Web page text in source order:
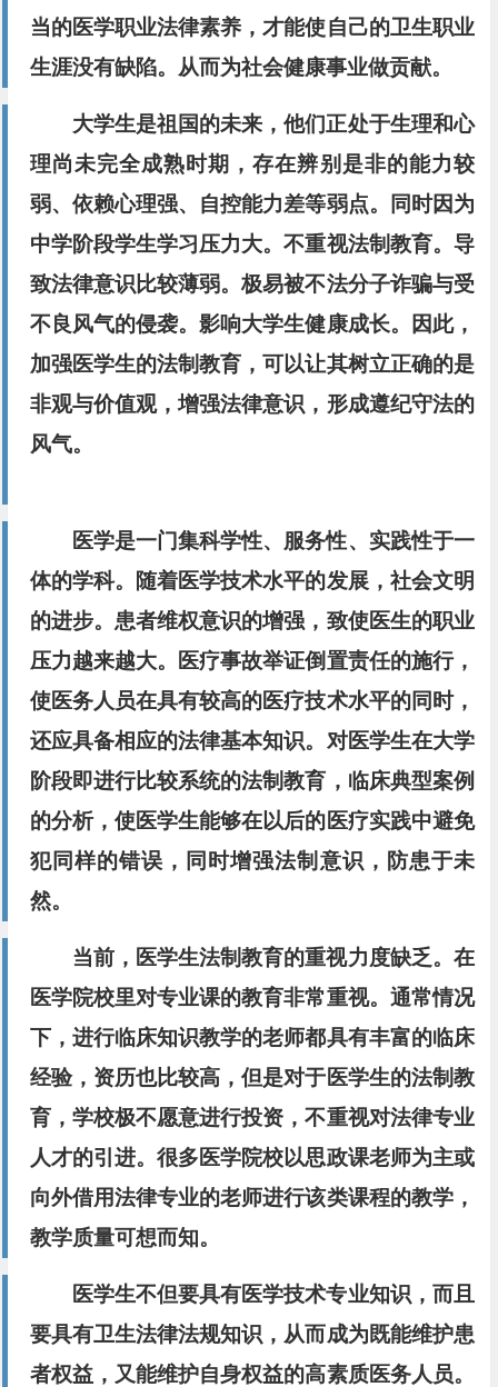
当的医学职业法律素养，才能使自己的卫生职业
生涯没有缺陷。从而为社会健康事业做贡献。
大学生是祖国的未来，他们正处于生理和心
理尚未完全成熟时期，存在辨别是非的能力较
弱、依赖心理强、自控能力差等弱点。同时因为
中学阶段学生学习压力大。不重视法制教育。导
致法律意识比较薄弱。极易被不法分子诈骗与受
不良风气的侵袭。影响大学生健康成长。因此，
加强医学生的法制教育，可以让其树立正确的是
非观与价值观，增强法律意识，形成遵纪守法的
风气。
医学是一门集科学性、服务性、实践性于一
体的学科。随着医学技术水平的发展，社会文明
的进步。患者维权意识的增强，致使医生的职业
压力越来越大。医疗事故举证倒置责任的施行，
使医务人员在具有较高的医疗技术水平的同时，
还应具备相应的法律基本知识。对医学生在大学
阶段即进行比较系统的法制教育，临床典型案例
的分析，使医学生能够在以后的医疗实践中避免
犯同样的错误，同时增强法制意识，防患于未
然。
当前，医学生法制教育的重视力度缺乏。在
医学院校里对专业课的教育非常重视。通常情况
下，进行临床知识教学的老师都具有丰富的临床
经验，资历也比较高，但是对于医学生的法制教
育，学校极不愿意进行投资，不重视对法律专业
人才的引进。很多医学院校以思政课老师为主或
向外借用法律专业的老师进行该类课程的教学，
教学质量可想而知。
医学生不但要具有医学技术专业知识，而且
要具有卫生法律法规知识，从而成为既能维护患
者权益，又能维护自身权益的高素质医务人员。